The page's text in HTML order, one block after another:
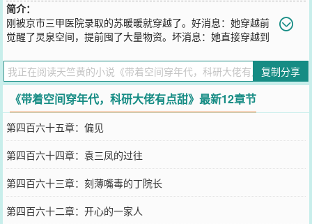
简介：
刚被京市三甲医院录取的苏暖暖就穿越了。好消息：她穿越前
觉醒了灵泉空间，提前囤了大量物资。坏消息：她直接穿越到
家户户缺衣少食，原主全家更是快被饿死了。作为一个身娇体软的小
农女，苏暖暖真的不想种地。红旗村的村民都知道大队长家的小闺女
特别爱学习，原主苏暖暖认不清自己，立志要去京市上大学。结果，
她真的考上了京市大学。红旗村的人发现，自从苏家小闺女上大学
后，苏家的条件开始变好，在别人吃野菜的时候，他们吃肉；在别人
一穷二白的时候，他们家已经骑上了自行车。最让人震惊的是，苏家
的三个小子第二年也都考上了大学。楚明州发现京大临床医学来了一
个很漂亮的师妹，她长得可可爱爱，性格却非常霸道。不知不觉，他
的目光总是停留在她身上。
您要是觉得《带着空间穿年代，科研大佬有点甜
忘记向您QQ群和微博微信里的朋友推荐哦！
复制分享
《带着空间穿年代，科研大佬有点甜》最新12章节
第四百六十五章：偏见
第四百六十四章：袁三凤的过往
第四百六十三章：刻薄嘴毒的丁院长
第四百六十二章：开心的一家人